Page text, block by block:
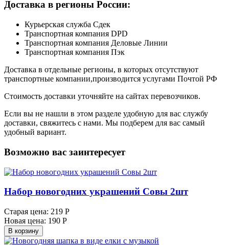
Доставка в регионы России:
Курьерская служба Сдек
Транспортная компания DPD
Транспортная компания Деловые Линии
Транспортная компания Пэк
Доставка в отдельные регионы, в которых отсутствуют
транспортные компании,производится услугами Почтой РФ
Стоимость доставки уточняйте на сайтах перевозчиков.
Если вы не нашли в этом разделе удобную для вас службу
доставки, свяжитесь с нами. Мы подберем для вас самый
удобный вариант.
Возможно вас заинтересует
Набор новогодних украшений Совы 2шт
Старая цена: 219 Р
Новая цена: 190 Р
В корзину